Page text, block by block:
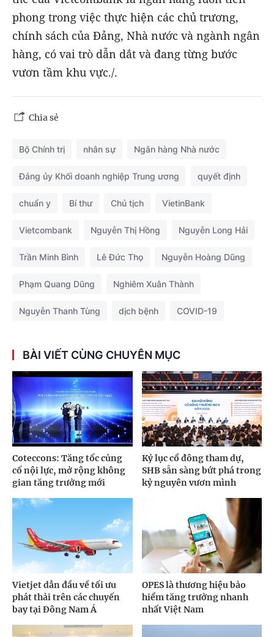
phong trong việc thực hiện các chủ trương,
chính sách của Đảng, Nhà nước và ngành ngân
hàng, có vai trò dẫn dắt và đang từng bước
vươn tầm khu vực./.
Chia sẻ
Bộ Chính trị nhân sự Ngân hàng Nhà nước
Đảng ủy Khối doanh nghiệp Trung ương quyết định
chuẩn y Bí thư Chủ tịch VietinBank
Vietcombank Nguyễn Thị Hồng Nguyễn Long Hải
Trần Minh Bình Lê Đức Thọ Nguyễn Hoàng Dũng
Phạm Quang Dũng Nghiêm Xuân Thành
Nguyễn Thanh Tùng dịch bệnh COVID-19
BÀI VIẾT CÙNG CHUYÊN MỤC
Coteccons: Tăng tốc củng
cố nội lực, mở rộng không
gian tăng trưởng mới
Kỷ lục cổ đông tham dự,
SHB sẵn sàng bứt phá trong
kỷ nguyên vươn mình
Vietjet dẫn đầu về tối ưu
phát thải trên các chuyến
bay tại Đông Nam Á
OPES là thương hiệu bảo
hiểm tăng trưởng nhanh
nhất Việt Nam